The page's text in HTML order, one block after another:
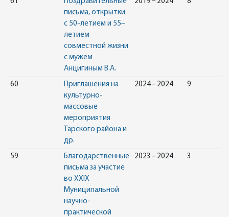
письма, открытки
с 50-летием и 55–
летием
совместной жизни
с мужем
Анцигиным В.А.
60
Приглашения на
культурно-
массовые
мероприятия
Тарского района и
др.
2024 – 2024 9
59
Благодарственные
письма за участие
во XXIX
Муниципальной
научно-
практической
2023 – 2024 3